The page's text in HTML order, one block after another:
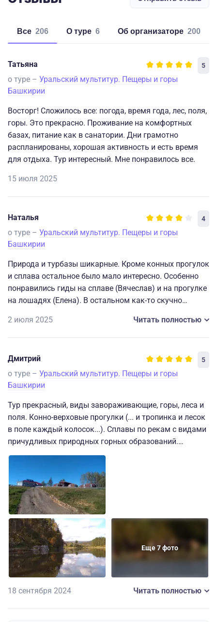
Все 206 о туре 6 об организаторе 200
Татьяна 5
о туре – Уральский мультитур. Пещеры и горы
Башкирии
Восторг! Сложилось все: погода, время года, лес, поля,
горы. Это прекрасно. Проживание на комфортных
базах, питание как в санатории. Дни грамотно
распланированы, хорошая активность и есть время
для отдыха. Тур интересный. Мне понравилось все.
15 июля 2025
Наталья 4
о туре – Уральский мультитур. Пещеры и горы
Башкирии
Природа и турбазы шикарные. Кроме конных прогулок
и сплава остальное было мало интересно. Особенно
понравились гиды на сплаве (Вячеслав) и на прогулке
на лошадях (Елена). В остальном как-то скучно
пункты программы конечно выполнили, но как-то все
2 июля 2025 Читать полностью
Дмитрий 5
о туре – Уральский мультитур. Пещеры и горы
Башкирии
Тур прекрасный, виды завораживающие, горы, леса и
поля. Конно-верховые прогулки (... и тропинка и лесок
в поле каждый колосок...). Сплавы по рекам с видами
причудливых природных горных образований.
Прогулки на горные склоны с видами на природе
трепетные. Гиды, проводник, сотрудники душевные
знающие своё дело приятные люди с огромным
туристическим опытом.
Еще 7 фото
18 сентября 2024 Читать полностью